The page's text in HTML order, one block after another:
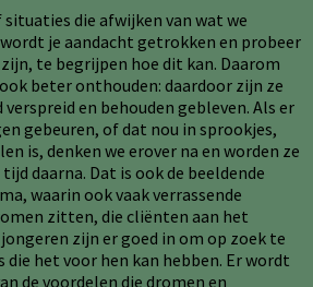
die afwijken van wat we
je aandacht getrokken en probeer
te begrijpen hoe dit kan. Daarom
beter onthouden: daardoor zijn ze
en behouden gebleven. Als er
gebeuren, of dat nou in sprookjes,
is, denken we erover na en worden ze
daarna. Dat is ook de beeldende
waarin ook vaak verrassende
zitten, die cliënten aan het
zijn er goed in om op zoek te
die het voor hen kan hebben. Er wordt
de voordelen die dromen en